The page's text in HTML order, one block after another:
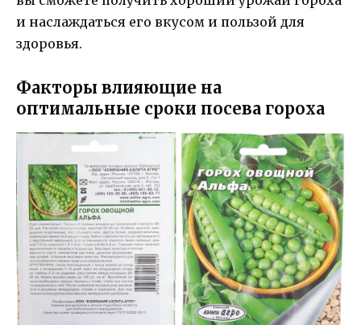
и наслаждаться его вкусом и пользой для
здоровья.
Факторы влияющие на
оптимальные сроки посева гороха